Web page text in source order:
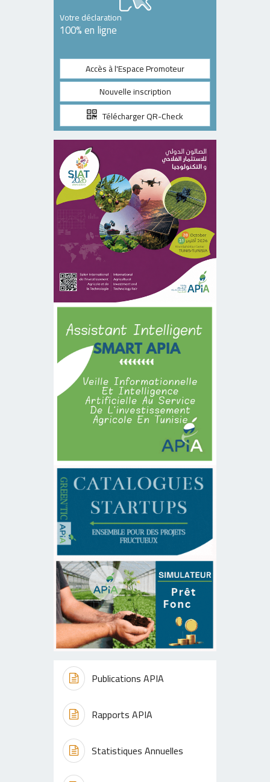
Votre déclaration
100% en ligne
Accès à l'Espace Promoteur
Nouvelle inscription
Télécharger QR-Check
Publications APIA
Rapports APIA
Statistiques Annuelles